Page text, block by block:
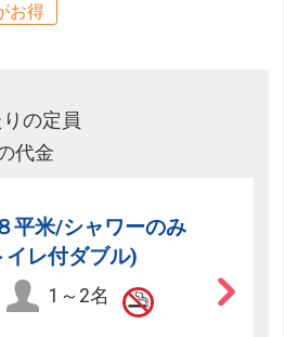
お得
の定員
代金
平米/シャワーのみ
イレ付ダブル)
1～2名